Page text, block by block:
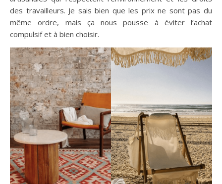
des travailleurs. Je sais bien que les prix ne sont pas du
même ordre, mais ça nous pousse à éviter l’achat
compulsif et à bien choisir.